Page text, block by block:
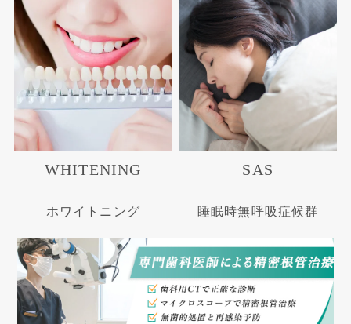
WHITENING
ホワイトニング
SAS
睡眠時無呼吸症候群